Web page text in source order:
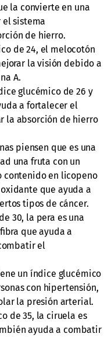
la convierte en una
sistema
de hierro.
de 24, el melocotón
la visión debido a
A.
glucémico de 26 y
a fortalecer el
la absorción de hierro
piensen que es una
una fruta con un
contenido en licopeno
que ayuda a
tipos de cáncer.
30, la pera es una
que ayuda a
el
un índice glucémico
con hipertensión,
la presión arterial.
de 35, la ciruela es
ayuda a combatir